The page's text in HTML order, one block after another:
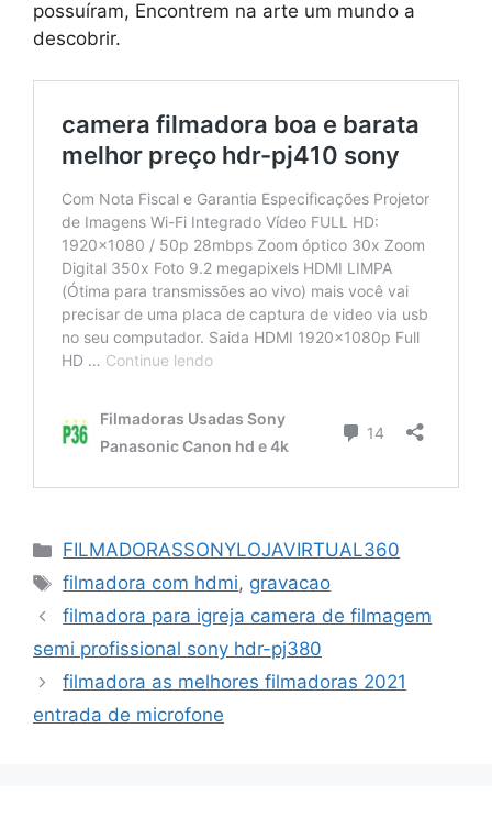
possuíram, Encontrem na arte um mundo a
descobrir.
Categorias
FILMADORASSONYLOJAVIRTUAL360
Tags
filmadora com hdmi, gravacao
filmadora para igreja camera de filmagem
semi profissional sony hdr-pj380
filmadora as melhores filmadoras 2021
entrada de microfone